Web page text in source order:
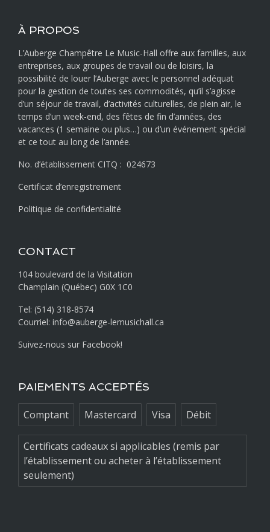
À PROPOS
L’Auberge Champêtre Le Music-Hall offre aux familles, aux
entreprises, aux groupes de travail ou de loisirs, la
possibilité de louer l’Auberge avec le personnel adéquat
pour la gestion de toutes ses commodités, qu’il s’agisse
d’un séjour de travail, d’activités culturelles, de plein air, le
temps d’un week-end, des fêtes de fin d’années, des
vacances (1 semaine ou plus…) ou d’un événement spécial
et ce tout au long de l’année.
No. d’établissement CITQ : 024673
Certificat d’enregistrement
Politique de confidentialité
CONTACT
104 boulevard de la Visitation
Champlain (Québec) G0X 1C0
Tel: (514) 318-8574
Courriel: info@auberge-lemusichall.ca
Suivez-nous sur Facebook!
PAIEMENTS ACCEPTÉS
Comptant Mastercard Visa Débit
Certificats cadeaux si applicables (remis par
l’établissement ou acheter à l’établissement
seulement)